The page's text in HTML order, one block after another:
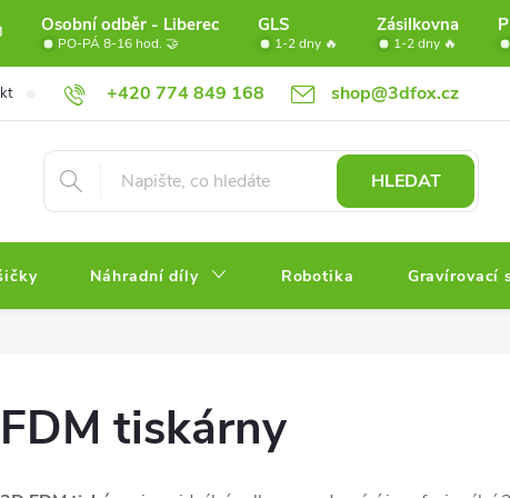
Osobní odběr - Liberec GLS Zásilkovna
PO-PÁ 8-16 hod. 🤝 1-2 dny 🔥 1-2 dny 🔥
+420 774 849 168 shop@3dfox.cz
Doprava Věrnostní program FOX Partneři Obchodní
HLEDAT
Náhradní díly Robotika Gravírovací
FDM tiskárny